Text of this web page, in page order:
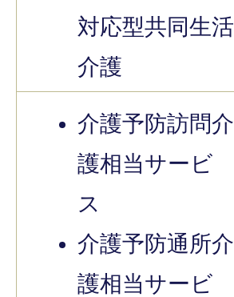
対応型共同生活
介護
介護予防訪問介
護相当サービ
ス
介護予防通所介
護相当サービ